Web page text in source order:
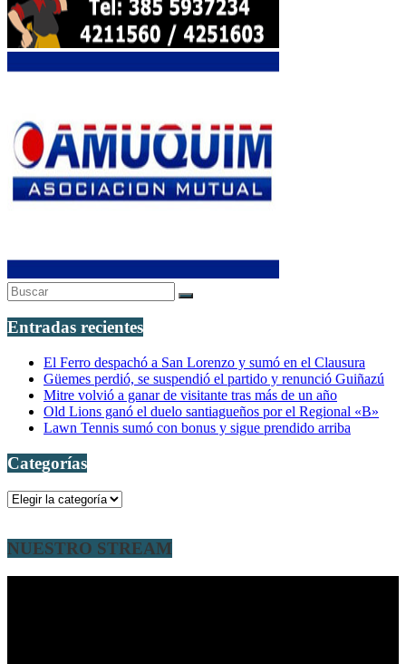
Entradas recientes
El Ferro despachó a San Lorenzo y sumó en el Clausura
Güemes perdió, se suspendió el partido y renunció Guiñazú
Mitre volvió a ganar de visitante tras más de un año
Old Lions ganó el duelo santiagueños por el Regional «B»
Lawn Tennis sumó con bonus y sigue prendido arriba
Categorías
Categorías
NUESTRO STREAM